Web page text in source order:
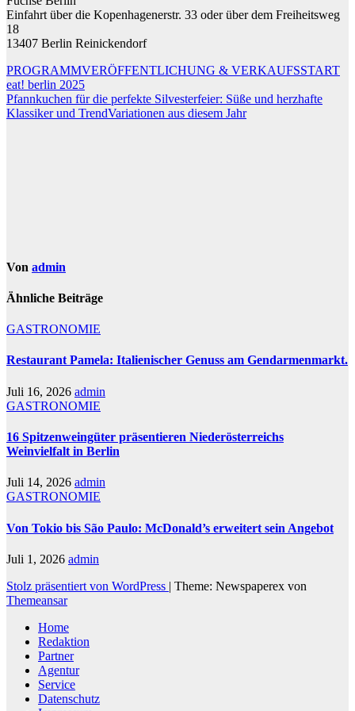
Einfahrt über die Kopenhagenerstr. 33 oder über dem Freiheitsweg
18
13407 Berlin Reinickendorf
Beitragsnavigation
PROGRAMMVERÖFFENTLICHUNG & VERKAUFSSTART
eat! berlin 2025
Pfannkuchen für die perfekte Silvesterfeier: Süße und herzhafte
Klassiker und Trend­Variationen aus diesem Jahr
Von admin
Ähnliche Beiträge
GASTRONOMIE
Restaurant Pamela: Italienischer Genuss am Gendarmenmarkt.
Juli 16, 2026 admin
GASTRONOMIE
16 Spitzenweingüter präsentieren Niederösterreichs
Weinvielfalt in Berlin
Juli 14, 2026 admin
GASTRONOMIE
Von Tokio bis São Paulo: McDonald’s erweitert sein Angebot
Juli 1, 2026 admin
Stolz präsentiert von WordPress | Theme: Newspaperex von
Themeansar
Home
Redaktion
Partner
Agentur
Service
Datenschutz